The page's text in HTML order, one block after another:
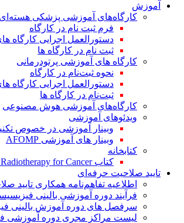
آموزش
کارگاه‌های آموزشی پزشکی هسته‌ای
فرم ثبت نام در کارگاه
دستورالعمل اجرایی کارگاه
ثبت نام در کارگاه ها
کارگاه های آموزشی پرتودرمانی
نحوه ثبت‌نام در کارگاه
دستورالعمل اجرایی کارگاه
ثبت‌نام در کارگاه ها
کارگاه‌های آموزشی هوش مصنوعی
ویدئوهای آموزشی
وبینار آموزشی در خصوص
وبینار های آموزشی AFOMP
کتابخانه
کتاب The Significance of Radiation and Radiotherapy for Cancer
تایید صلاحیت حرفه‌ای
اطلاعیه تفاهم‌نامه همکاری
فرآیند دوره آموزشی بالینی
سرفصل های دوره آموزش بالینی
لیست مراکز مجری دوره آموزشی